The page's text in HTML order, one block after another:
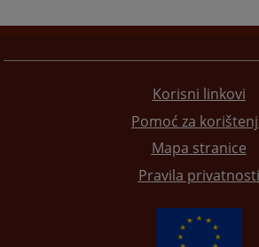
Korisni linkovi
Pomoć za
Mapa stranice
Pravila privatnosti